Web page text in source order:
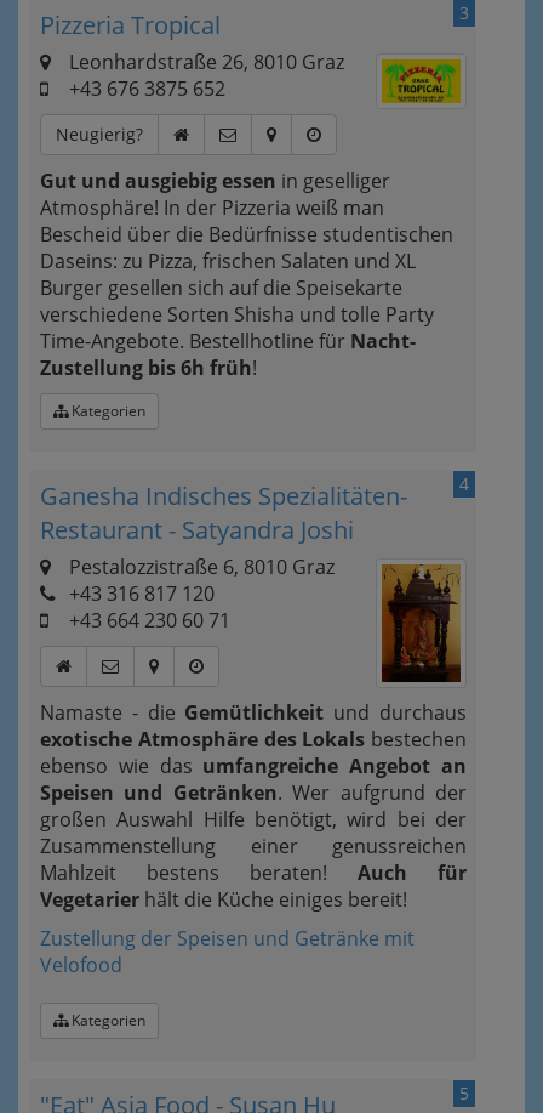
3
Pizzeria Tropical
Leonhardstraße 26, 8010 Graz
+43 676 3875 652
Neugierig?
Gut und ausgiebig essen in geselliger
Atmosphäre! In der Pizzeria weiß man
Bescheid über die Bedürfnisse studentischen
Daseins: zu Pizza, frischen Salaten und XL
Burger gesellen sich auf die Speisekarte
verschiedene Sorten Shisha und tolle Party
Time-Angebote. Bestellhotline für Nacht-
Zustellung bis 6h früh!
Kategorien
4
Ganesha Indisches Spezialitäten-
Restaurant - Satyandra Joshi
Pestalozzistraße 6, 8010 Graz
+43 316 817 120
+43 664 230 60 71
Namaste - die Gemütlichkeit und durchaus
exotische Atmosphäre des Lokals bestechen
ebenso wie das umfangreiche Angebot an
Speisen und Getränken. Wer aufgrund der
großen Auswahl Hilfe benötigt, wird bei der
Zusammenstellung einer genussreichen
Mahlzeit bestens beraten! Auch für
Vegetarier hält die Küche einiges bereit!
Zustellung der Speisen und Getränke mit
Velofood
Kategorien
5
"Eat" Asia Food - Susan Hu